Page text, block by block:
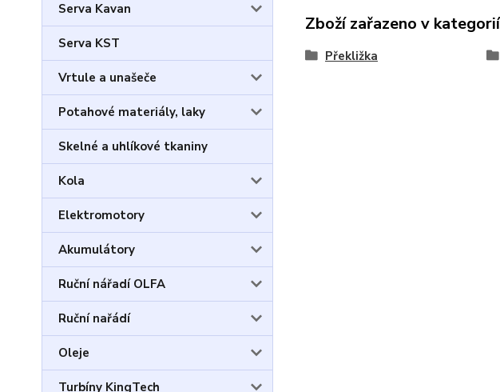
Serva Kavan
Serva KST
Vrtule a unašeče
Potahové materiály, laky
Skelné a uhlíkové tkaniny
Kola
Elektromotory
Akumulátory
Ruční nářadí OLFA
Ruční nařádí
Oleje
Turbíny KingTech
Zboží zařazeno v
Překližka